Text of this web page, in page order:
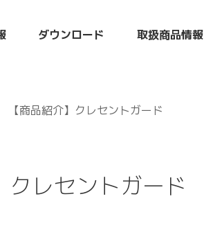
ダウンロード 取扱商品情報
品紹介】クレセントガード
レセントガード